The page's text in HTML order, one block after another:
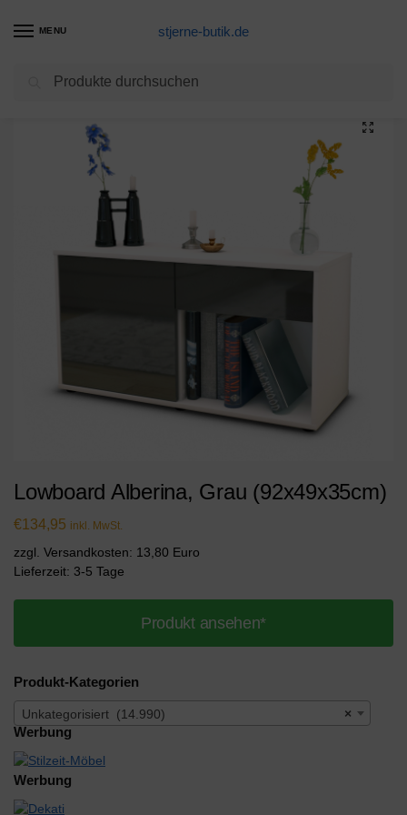
MENU stjerne-butik.de
Unkategorisiert / Lowboard Alberina, Grau (92x49x35cm)
Lowboard Alberina, Grau (92x49x35cm)
€134,95 inkl. MwSt.
zzgl. Versandkosten: 13,80 Euro
Lieferzeit: 3-5 Tage
Produkt ansehen*
Produkt-Kategorien
×
Unkategorisiert (14.990)
Werbung
Werbung